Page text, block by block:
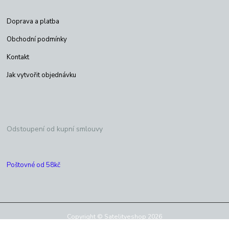
Doprava a platba
Obchodní podmínky
Kontakt
Jak vytvořit objednávku
Odstoupení od kupní smlouvy
Poštovné od 58kč
Copyright © Satelityeshop 2026